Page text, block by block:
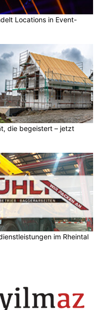
Locations in Event-
die begeistert – jetzt
im Rheintal